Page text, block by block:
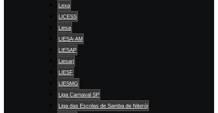
Lexa
LICESS
Liesa
LIESA-AM
LIESAP
Liesarj
LIESF
LIESMG
Liga Carnaval SP
Liga das Escolas de Samba de Niterói